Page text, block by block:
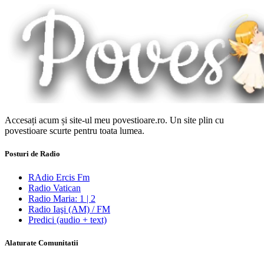
Accesați acum și site-ul meu povestioare.ro. Un site plin cu
povestioare scurte pentru toata lumea.
Posturi de Radio
RAdio Ercis Fm
Radio Vatican
Radio Maria: 1 | 2
Radio Iaşi (AM) / FM
Predici (audio + text)
Alaturate Comunitatii